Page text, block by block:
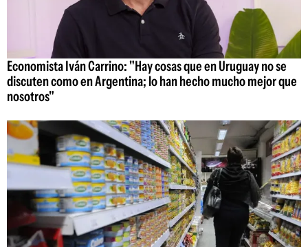
Economista Iván Carrino: "Hay cosas que en Uruguay no se
discuten como en Argentina; lo han hecho mucho mejor que
nosotros"